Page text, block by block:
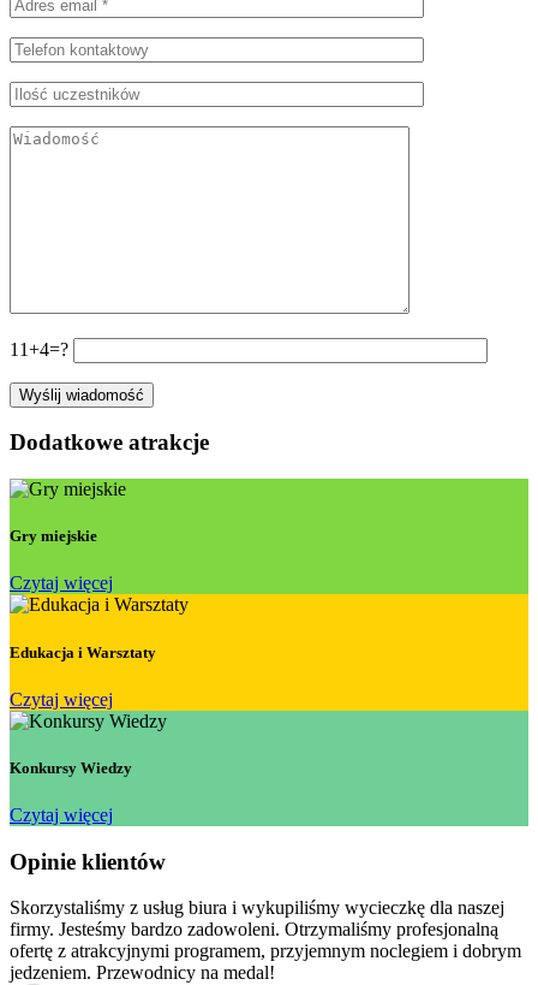
11+4=?
Dodatkowe atrakcje
Gry miejskie
Czytaj więcej
Edukacja i Warsztaty
Czytaj więcej
Konkursy Wiedzy
Czytaj więcej
Opinie klientów
Skorzystaliśmy z usług biura i wykupiliśmy wycieczkę dla naszej
firmy. Jesteśmy bardzo zadowoleni. Otrzymaliśmy profesjonalną
ofertę z atrakcyjnymi programem, przyjemnym noclegiem i dobrym
jedzeniem. Przewodnicy na medal!